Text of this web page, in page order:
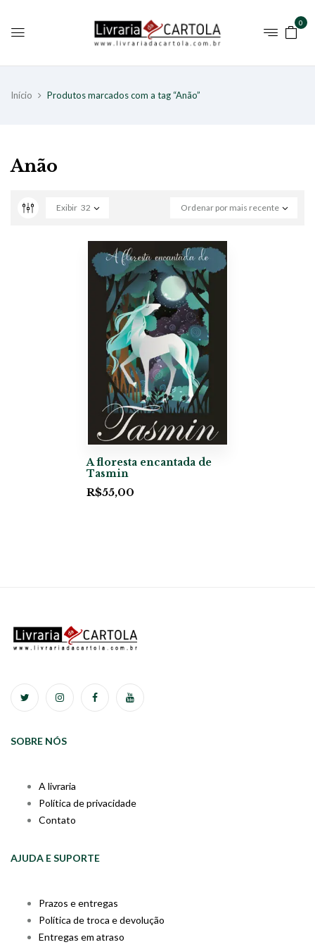
0
Início Produtos marcados com a tag “Anão”
Anão
Ordenar por mais recente
Exibir 32
A floresta encantada de
Tasmin
R$55,00
SOBRE NÓS
A livraria
Política de privacidade
Contato
AJUDA E SUPORTE
Prazos e entregas
Política de troca e devolução
Entregas em atraso